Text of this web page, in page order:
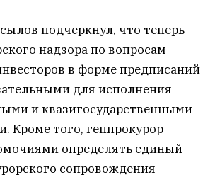
подчеркнул, что теперь
надзора по вопросам
в форме предписаний
для исполнения
и квазигосударственными
Кроме того, генпрокурор
определять единый
сопровождения